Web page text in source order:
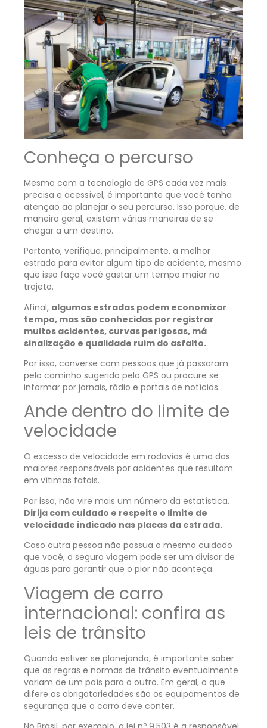
Conheça o percurso
Mesmo com a tecnologia de GPS cada vez mais
precisa e acessível, é importante que você tenha
atenção ao planejar o seu percurso. Isso porque, de
maneira geral, existem várias maneiras de se
chegar a um destino.
Portanto, verifique, principalmente, a melhor
estrada para evitar algum tipo de acidente, mesmo
que isso faça você gastar um tempo maior no
trajeto.
Afinal, algumas estradas podem economizar
tempo, mas são conhecidas por registrar
muitos acidentes, curvas perigosas, má
sinalização e qualidade ruim do asfalto.
Por isso, converse com pessoas que já passaram
pelo caminho sugerido pelo GPS ou procure se
informar por jornais, rádio e portais de notícias.
Ande dentro do limite de
velocidade
O excesso de velocidade em rodovias é uma das
maiores responsáveis por acidentes que resultam
em vítimas fatais.
Por isso, não vire mais um número da estatística.
Dirija com cuidado e respeite o limite de
velocidade indicado nas placas da estrada.
Caso outra pessoa não possua o mesmo cuidado
que você, o seguro viagem pode ser um divisor de
águas para garantir que o pior não aconteça.
Viagem de carro
internacional: confira as
leis de trânsito
Quando estiver se planejando, é importante saber
que as regras e normas de trânsito eventualmente
variam de um país para o outro. Em geral, o que
difere as obrigatoriedades são os equipamentos de
segurança que o carro deve conter.